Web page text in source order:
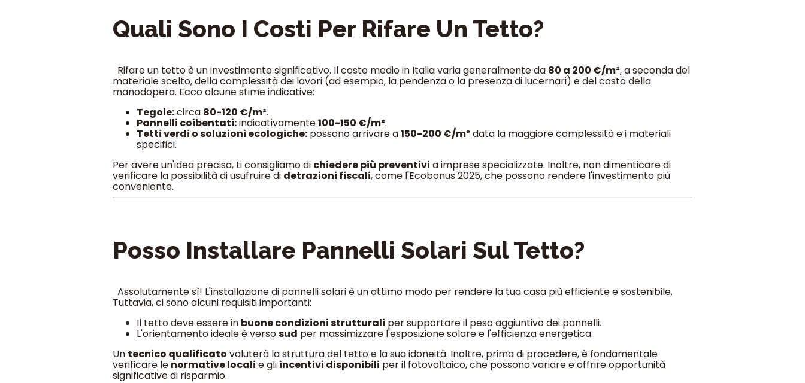
Quali Sono I Costi Per Rifare Un Tetto?
Rifare un tetto è un investimento significativo. Il costo medio in Italia varia generalmente da 80 a 200 €/m², a seconda del
materiale scelto, della complessità dei lavori (ad esempio, la pendenza o la presenza di lucernari) e del costo della
manodopera. Ecco alcune stime indicative:
Tegole:circa 80-120 €/m².
Pannelli coibentati:indicativamente100-150 €/m².
Tetti verdi o soluzioni ecologiche: possono arrivare a150-200 €/m² data la maggiore complessità e i materiali
specifici.
Per avere un'idea precisa, ti consigliamo di chiedere più preventivi a imprese specializzate. Inoltre, non dimenticare di
verificare la possibilità di usufruire di detrazioni fiscali, come l'Ecobonus 2025, che possono rendere l'investimento più
conveniente.
Posso Installare Pannelli Solari Sul Tetto?
Assolutamente sì! L'installazione di pannelli solari è un ottimo modo per rendere la tua casa più efficiente e sostenibile.
Tuttavia, ci sono alcuni requisiti importanti:
Il tetto deve essere in buone condizioni strutturali per supportare il peso aggiuntivo dei pannelli.
L'orientamento ideale è versosud per massimizzare l'esposizione solare e l'efficienza energetica.
Un tecnico qualificato valuterà la struttura del tetto e la sua idoneità. Inoltre, prima di procedere, è fondamentale
verificare le normative locali e gli incentivi disponibili per il fotovoltaico, che possono variare e offrire opportunità
significative di risparmio.